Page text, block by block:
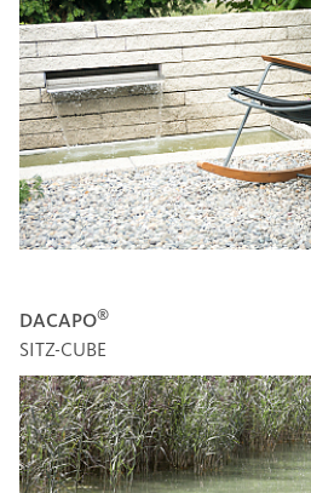
DACAPO®
SITZ-CUBE